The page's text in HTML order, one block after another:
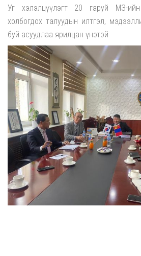
Уг хэлэлцүүлэгт 20 гаруй МЗ-ийн
холбогдох талуудын илтгэл,
буй асуудлаа ярилцан үнэтэй